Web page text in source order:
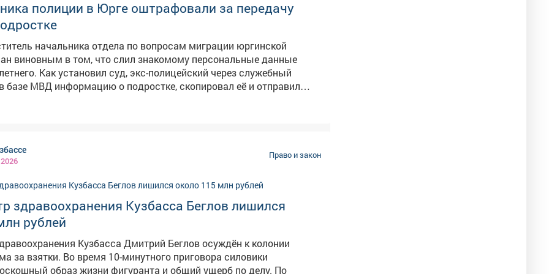
деньги у него появилась вся эта роскошь. Поэтому ещё по
в доход...
полиции в Юрге оштрафовали за передачу
начальника отдела по вопросам миграции юргинской
виновным в том, что слил знакомому персональные данные
через служебный
базе МВД информацию о подростке, скопировал её и отправил
сообщении. При этом он знал, что разглашать такие сведения
но решил помочь своему знакомому из личной
обстоятельств дела суд назначил наказание в виде штрафа
Также бывшему полицейскому запрещено два года работать с
содержащей персональные данные, и заниматься их
На дату публикации приговор суда не
вступил в законную силу. Фото: istockphoto.com
Право и закон
здравоохранения Кузбасса Беглов лишился
рублей
Кузбасса Дмитрий Беглов осуждён к колонии
за взятки. Во время 10-минутного приговора силовики
образ жизни фигуранта и общий ущерб по делу. По